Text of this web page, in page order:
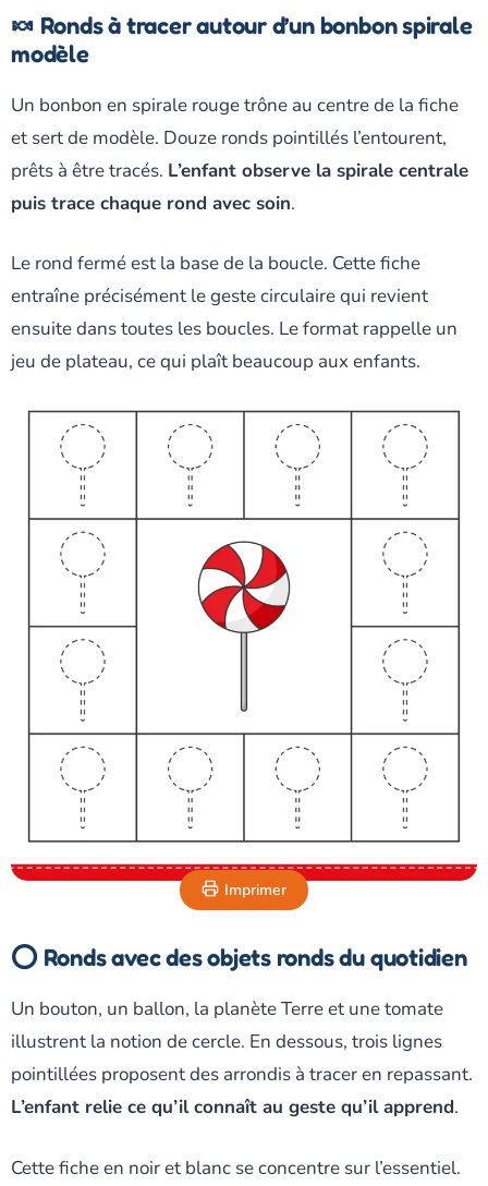
🍬 Ronds à tracer autour d’un bonbon spirale
modèle
Un bonbon en spirale rouge trône au centre de la fiche
et sert de modèle. Douze ronds pointillés l’entourent,
prêts à être tracés. L’enfant observe la spirale centrale
puis trace chaque rond avec soin.
Le rond fermé est la base de la boucle. Cette fiche
entraîne précisément le geste circulaire qui revient
ensuite dans toutes les boucles. Le format rappelle un
jeu de plateau, ce qui plaît beaucoup aux enfants.
Imprimer
⭕ Ronds avec des objets ronds du quotidien
Un bouton, un ballon, la planète Terre et une tomate
illustrent la notion de cercle. En dessous, trois lignes
pointillées proposent des arrondis à tracer en repassant.
L’enfant relie ce qu’il connaît au geste qu’il apprend.
Cette fiche en noir et blanc se concentre sur l’essentiel.